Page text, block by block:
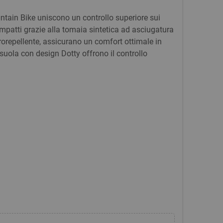
Bike uniscono un controllo superiore sui
grazie alla tomaia sintetica ad asciugatura
assicurano un comfort ottimale in
con design Dotty offrono il controllo